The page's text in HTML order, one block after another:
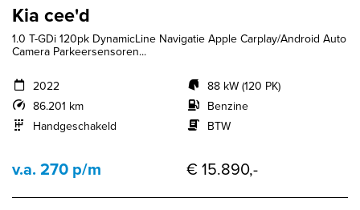
Kia cee'd
1.0 T-GDi 120pk DynamicLine Navigatie Apple Carplay/Android Auto
Camera Parkeersensoren...
2022
86.201 km
Handgeschakeld
88 kW (120 PK)
Benzine
BTW
v.a. 270 p/m € 15.890,-